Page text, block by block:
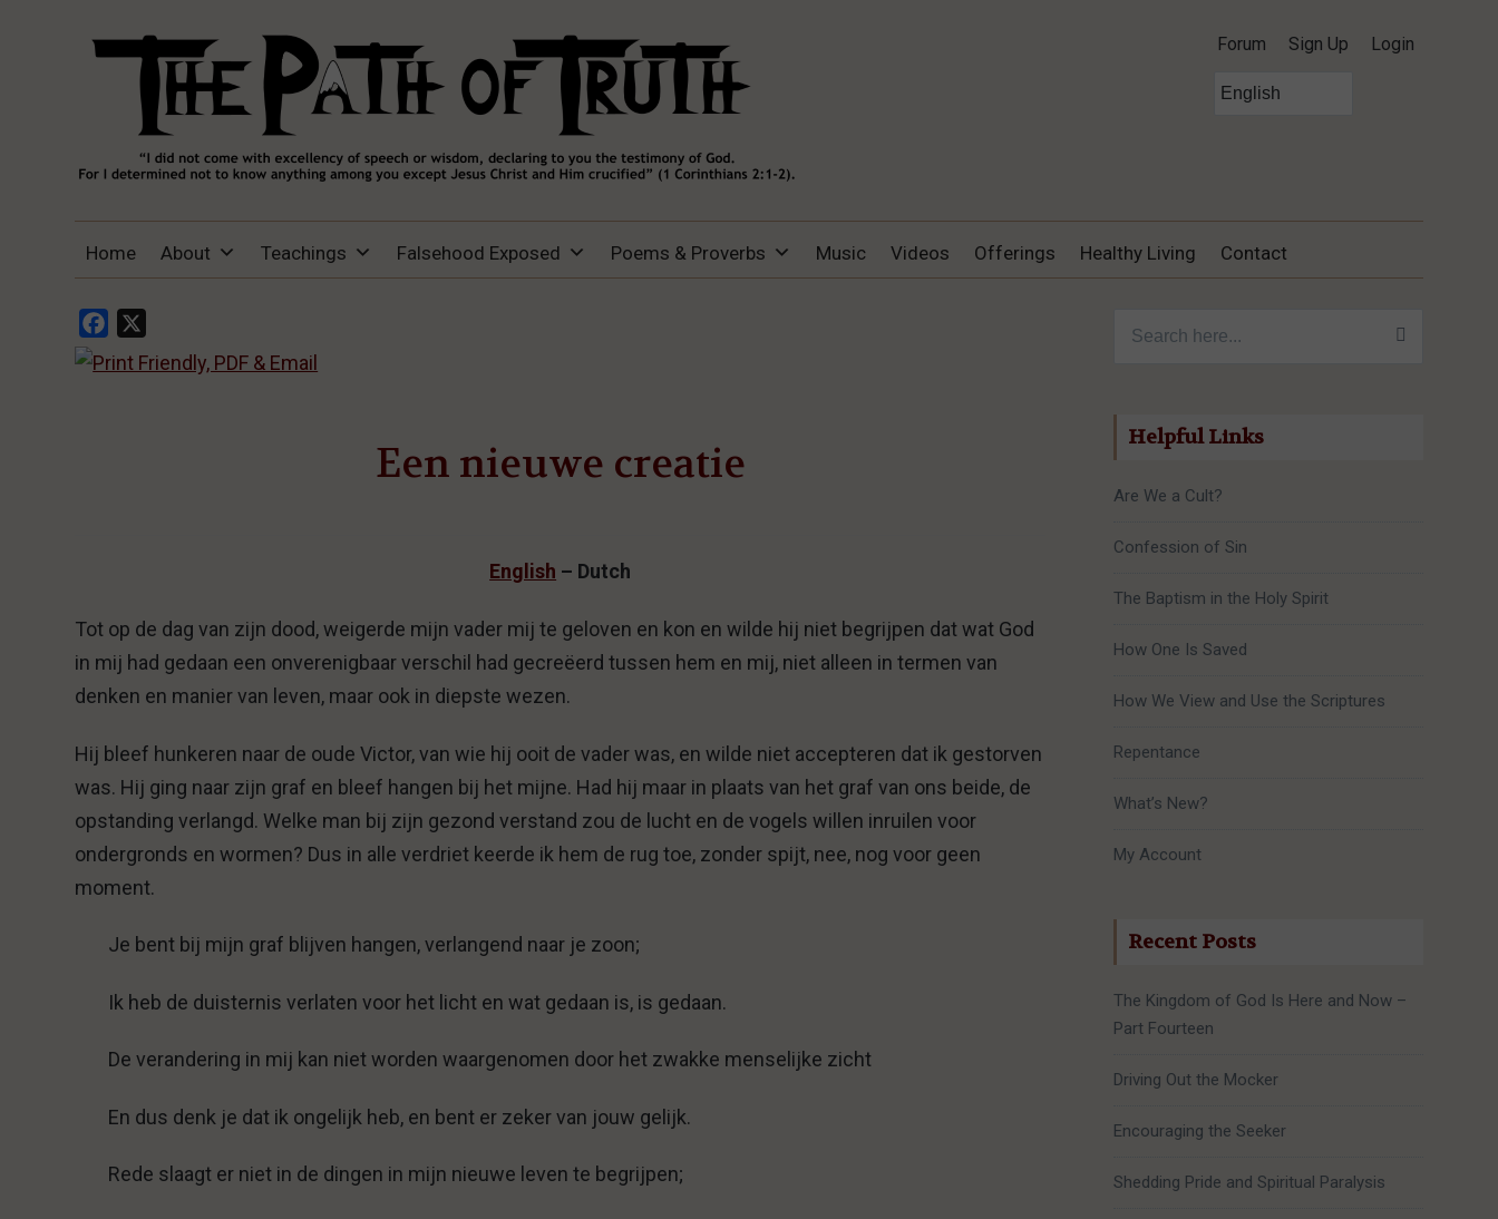
THE PATH OF TRUTH
ME, LET HIM DENY HIMSELF, TAKE UP
Forum Sign Up Login
Home About Teachings Falsehood Exposed Poems & Proverbs Music Videos Offerings Healthy Living Contact
Facebook
Een nieuwe creatie
English – Dutch
Tot op de dag van zijn dood, weigerde mijn vader mij te geloven en kon en wilde hij niet begrijpen dat wat God
in mij had gedaan een onverenigbaar verschil had gecreëerd tussen hem en mij, niet alleen in termen van
denken en manier van leven, maar ook in diepste wezen.
Hij bleef hunkeren naar de oude Victor, van wie hij ooit de vader was, en wilde niet accepteren dat ik gestorven
was. Hij ging naar zijn graf en bleef hangen bij het mijne. Had hij maar in plaats van het graf van ons beide, de
opstanding verlangd. Welke man bij zijn gezond verstand zou de lucht en de vogels willen inruilen voor
ondergronds en wormen? Dus in alle verdriet keerde ik hem de rug toe, zonder spijt, nee, nog voor geen
moment.
Je bent bij mijn graf blijven hangen, verlangend naar je zoon;
Ik heb de duisternis verlaten voor het licht en wat gedaan is, is gedaan.
De verandering in mij kan niet worden waargenomen door het zwakke menselijke zicht
En dus denk je dat ik ongelijk heb, en bent er zeker van jouw gelijk.
Rede slaagt er niet in de dingen in mijn nieuwe leven te begrijpen;
Helpful Links
Are We a Cult?
Confession of Sin
The Baptism in the Holy Spirit
How One Is Saved
How We View and Use the Scriptures
Repentance
What’s New?
My Account
Recent Posts
The Kingdom of God Is Here and Now –
Part Fourteen
Driving Out the Mocker
Encouraging the Seeker
Shedding Pride and Spiritual Paralysis